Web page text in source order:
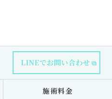
LINEでお問い合わせ
施術料金